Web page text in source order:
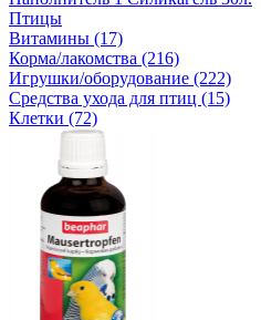
Птицы
Витамины (17)
Корма/лакомства (216)
Игрушки/оборудование (222)
Средства ухода для птиц (15)
Клетки (72)